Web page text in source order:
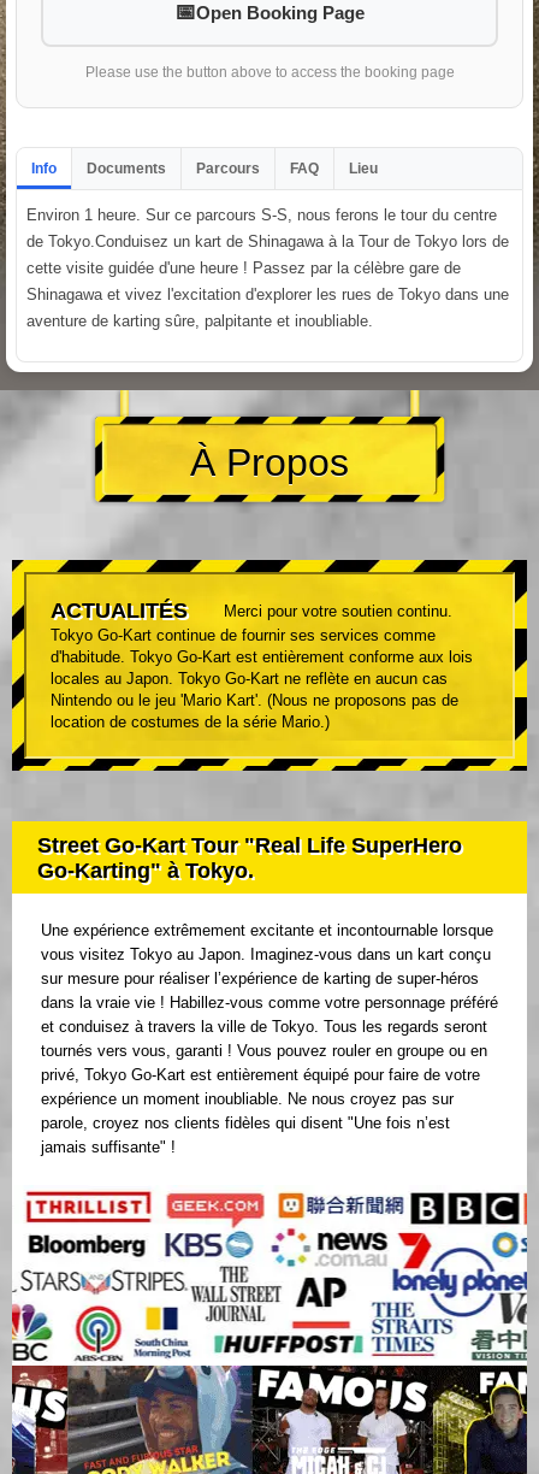
Open Booking Page
Please use the button above to access the booking page
Info Documents Parcours FAQ Lieu
Environ 1 heure. Sur ce parcours S-S, nous ferons le tour du centre
de Tokyo.Conduisez un kart de Shinagawa à la Tour de Tokyo lors de
cette visite guidée d'une heure ! Passez par la célèbre gare de
Shinagawa et vivez l'excitation d'explorer les rues de Tokyo dans une
aventure de karting sûre, palpitante et inoubliable.
À Propos
ACTUALITÉS
Merci pour votre soutien continu.
Tokyo Go-Kart continue de fournir ses services comme
d'habitude. Tokyo Go-Kart est entièrement conforme aux lois
locales au Japon. Tokyo Go-Kart ne reflète en aucun cas
Nintendo ou le jeu 'Mario Kart'. (Nous ne proposons pas de
location de costumes de la série Mario.)
Street Go-Kart Tour "Real Life SuperHero
Go-Karting" à Tokyo.
Une expérience extrêmement excitante et incontournable lorsque
vous visitez Tokyo au Japon. Imaginez-vous dans un kart conçu
sur mesure pour réaliser l’expérience de karting de super-héros
dans la vraie vie ! Habillez-vous comme votre personnage préféré
et conduisez à travers la ville de Tokyo. Tous les regards seront
tournés vers vous, garanti ! Vous pouvez rouler en groupe ou en
privé, Tokyo Go-Kart est entièrement équipé pour faire de votre
expérience un moment inoubliable. Ne nous croyez pas sur
parole, croyez nos clients fidèles qui disent "Une fois n’est
jamais suffisante" !